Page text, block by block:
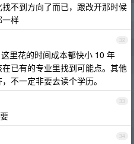
不到方向了而已，跟改开那时候
一样
32
里花的时间成本都快小 10 年
已有的专业里找到可能点。其他
不一定非要去读个学历。
33
34